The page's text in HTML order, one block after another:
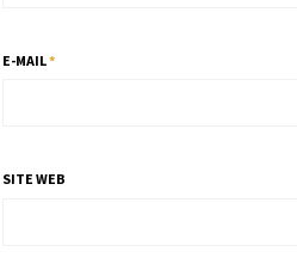
E-MAIL*
SITE WEB